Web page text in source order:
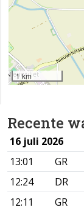
Recente
16 juli 2026
13:01
GR
12:24
DR
12:11
GR
1 km